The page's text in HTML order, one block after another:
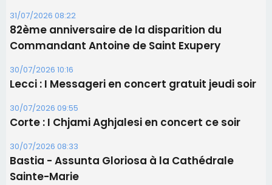
31/07/2026 08:22
82ème anniversaire de la disparition du
Commandant Antoine de Saint Exupery
30/07/2026 10:16
Lecci : I Messageri en concert gratuit jeudi soir
30/07/2026 09:55
Corte : I Chjami Aghjalesi en concert ce soir
30/07/2026 08:33
Bastia - Assunta Gloriosa à la Cathédrale
Sainte-Marie